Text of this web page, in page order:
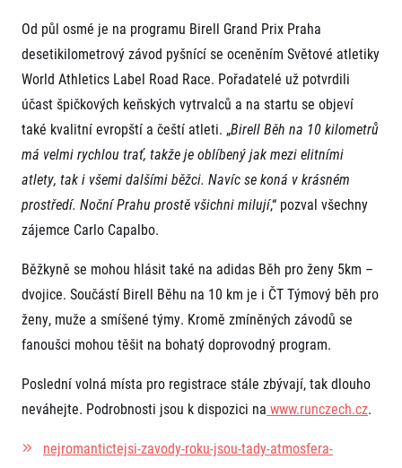
Titulární partneři
Informace o webu
Všeobecné smluvní podmínky
Informace o cookies
Podmínky GDPR
© 2026 RunCzech s.r.o.
Od půl osmé je na programu Birell Grand Prix Praha
desetikilometrový závod pyšnící se oceněním Světové atletiky
World Athletics Label Road Race. Pořadatelé už potvrdili
účast špičkových keňských vytrvalců a na startu se objeví
také kvalitní evropští a čeští atleti. „Birell Běh na 10 kilometrů
má velmi rychlou trať, takže je oblíbený jak mezi elitními
atlety, tak i všemi dalšími běžci. Navíc se koná v krásném
prostředí. Noční Prahu prostě všichni milují,“ pozval všechny
zájemce Carlo Capalbo.
Běžkyně se mohou hlásit také na adidas Běh pro ženy 5km –
dvojice. Součástí Birell Běhu na 10 km je i ČT Týmový běh pro
ženy, muže a smíšené týmy. Kromě zmíněných závodů se
fanoušci mohou těšit na bohatý doprovodný program.
Poslední volná místa pro registrace stále zbývají, tak dlouho
neváhejte. Podrobnosti jsou k dispozici na www.runczech.cz.
nejromantictejsi-zavody-roku-jsou-tady-atmosfera-